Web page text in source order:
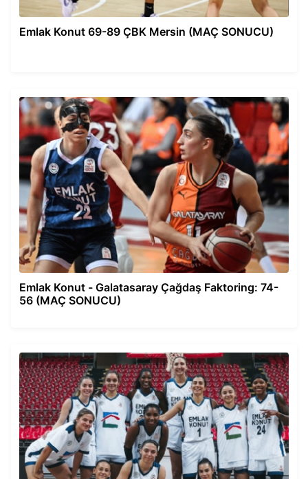
Emlak Konut 69-89 ÇBK Mersin (MAÇ SONUCU)
Emlak Konut - Galatasaray Çağdaş Faktoring: 74-
56 (MAÇ SONUCU)